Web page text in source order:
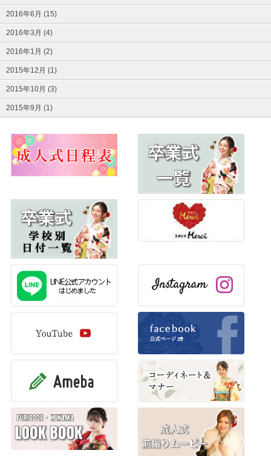
2016年6月 (15)
2016年3月 (4)
2016年1月 (2)
2015年12月 (1)
2015年10月 (3)
2015年9月 (1)